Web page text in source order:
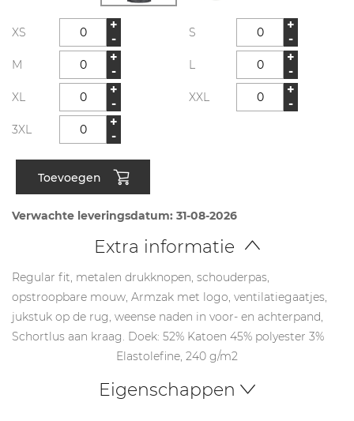
XS
+
-
S
+
-
M
+
-
L
+
-
XL
+
-
XXL
+
-
3XL
+
-
Toevoegen
Verwachte leveringsdatum: 31-08-2026
Extra informatie
Regular fit, metalen drukknopen, schouderpas,
opstroopbare mouw, Armzak met logo, ventilatiegaatjes,
jukstuk op de rug, weense naden in voor- en achterpand,
Schortlus aan kraag. Doek: 52% Katoen 45% polyester 3%
Elastolefine, 240 g/m2
Eigenschappen